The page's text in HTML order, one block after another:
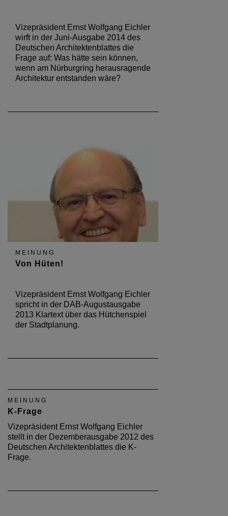
Vizepräsident Ernst Wolfgang Eichler
wirft in der Juni-Ausgabe 2014 des
Deutschen Architektenblattes die
Frage auf: Was hätte sein können,
wenn am Nürburgring herausragende
Architektur entstanden wäre?
MEINUNG
Von Hüten!
Vizepräsident Ernst Wolfgang Eichler
spricht in der DAB-Augustausgabe
2013 Klartext über das Hütchenspiel
der Stadtplanung.
MEINUNG
K-Frage
Vizepräsident Ernst Wolfgang Eichler
stellt in der Dezemberausgabe 2012 des
Deutschen Architektenblattes die K-
Frage.